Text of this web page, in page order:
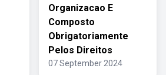
Organizacao E
Composto
Obrigatoriamente
Pelos Direitos
07 September 2024